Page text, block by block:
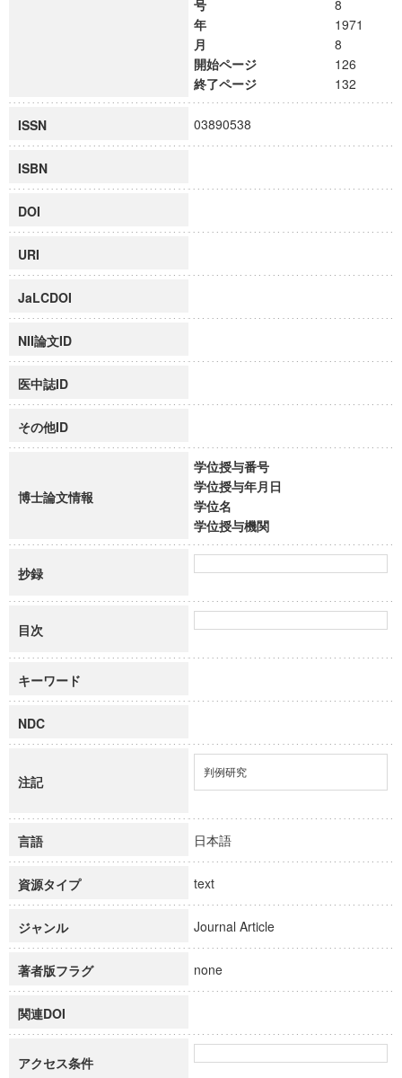
号
8
年
1971
月
8
開始ページ
126
終了ページ
132
ISSN 03890538
ISBN
DOI
URI
JaLCDOI
NII論文ID
医中誌ID
その他ID
博士論文情報
学位授与番号
学位授与年月日
学位名
学位授与機関
抄録
目次
キーワード
NDC
注記
判例研究
言語 日本語
資源タイプ text
ジャンル Journal Article
著者版フラグ none
関連DOI
アクセス条件